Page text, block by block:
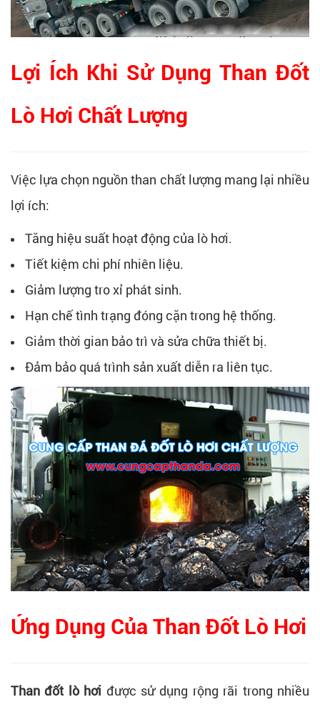
Lợi Ích Khi Sử Dụng Than Đốt
Lò Hơi Chất Lượng
Việc lựa chọn nguồn than chất lượng mang lại nhiều
lợi ích:
Tăng hiệu suất hoạt động của lò hơi.
Tiết kiệm chi phí nhiên liệu.
Giảm lượng tro xỉ phát sinh.
Hạn chế tình trạng đóng cặn trong hệ thống.
Giảm thời gian bảo trì và sửa chữa thiết bị.
Đảm bảo quá trình sản xuất diễn ra liên tục.
Ứng Dụng Của Than Đốt Lò Hơi
Than đốt lò hơi được sử dụng rộng rãi trong nhiều